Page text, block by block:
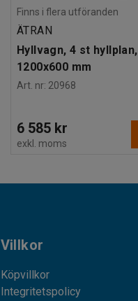
Finns i flera utföranden
ÄTRAN
Hyllvagn, 4 st hyllplan,
1200x600 mm
Art. nr: 20968
6 585 kr
exkl. moms
Villkor
Köpvillkor
Integritetspolicy